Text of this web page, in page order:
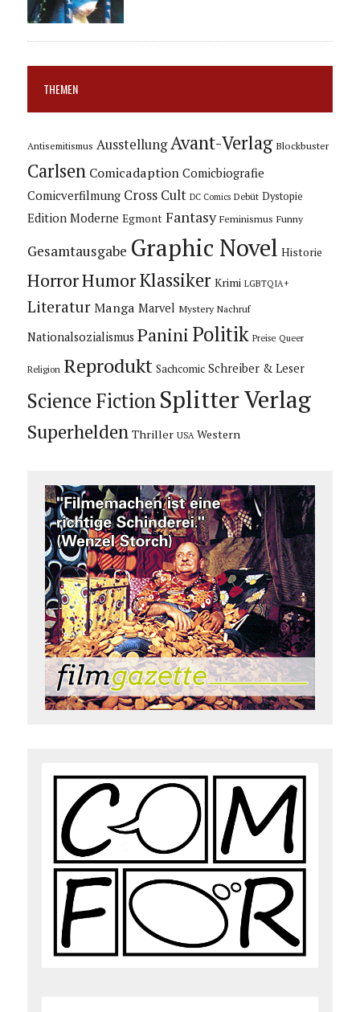
THEMEN
Antisemitismus Ausstellung Avant-Verlag Blockbuster
Carlsen Comicadaption Comicbiografie
Comicverfilmung Cross Cult DC Comics Debüt Dystopie
Edition Moderne Egmont Fantasy Feminismus Funny
Gesamtausgabe Graphic Novel Historie
HorrorHumorKlassiker Krimi LGBTQIA+
Literatur Manga Marvel Mystery Nachruf
Nationalsozialismus Panini Politik Preise Queer
Religion Reprodukt Sachcomic Schreiber & Leser
Science Fiction Splitter Verlag
Superhelden Thriller USA Western